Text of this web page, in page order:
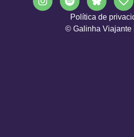
Política de
© Galinha Viajante